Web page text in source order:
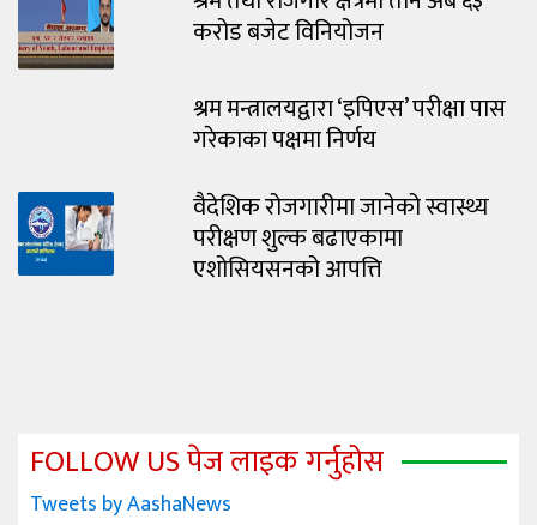
करोड बजेट विनियोजन
श्रम मन्त्रालयद्वारा ‘इपिएस’ परीक्षा पास
गरेकाका पक्षमा निर्णय
वैदेशिक रोजगारीमा जानेको स्वास्थ्य
परीक्षण शुल्क बढाएकामा
एशोसियसनको आपत्ति
FOLLOW US पेज लाइक गर्नुहोस
Tweets by AashaNews